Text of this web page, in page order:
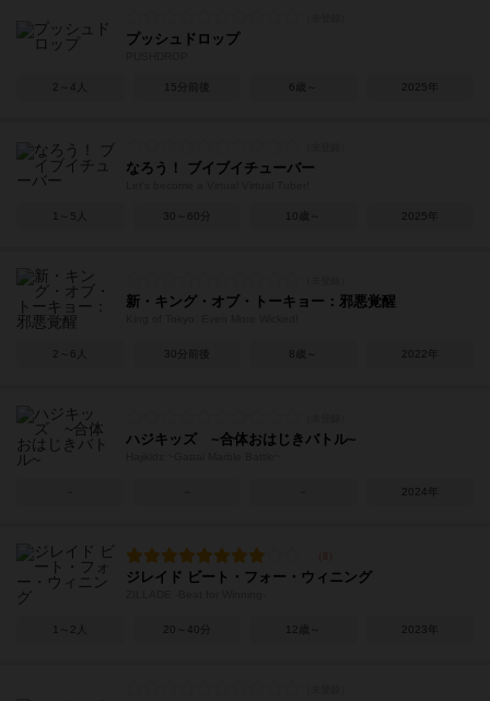
プッシュドロップ
2～4人 15分前後 6歳～ 2025年
なろう！ ブイブイチューバー
1～5人 30～60分 10歳～ 2025年
新・キング・オブ・トーキョー：邪悪覚醒
2～6人 30分前後 8歳～ 2022年
ハジキッズ ~合体おはじきバトル~
2024年
ジレイド ビート・フォー・ウィニング
1～2人 20～40分 12歳～ 2023年